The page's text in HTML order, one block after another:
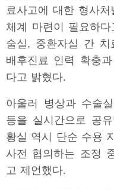
료사고에 대한 형사
체계 마련이 필요하
술실, 중환자실 간
배후진료 인력 확충
다고 밝혔다.
아울러 병상과 수술
등을 실시간으로 공
황실 역시 단순 수용
사전 협의하는 조정
고 제언했다.